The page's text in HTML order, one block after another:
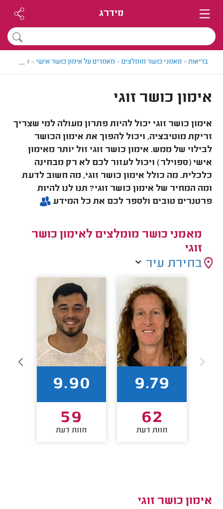
מידרג
בריאות> מאמני כושר מומלצים> מאמרים על אימון כושר אישי > אימון
...
אימון כושר זוגי
אימון כושר זוגי יכול להיות פתרון מעולה למי שצריך
זריקת מוטיבציה, ויכול להפוך את אימון הכושר
לבילוי של ממש. אימון כושר זוגי זול יותר מאימון
אישי (ספוילר) ויכול לעזור לכם לא רק מבחינה
כלכלית. מה כולל אימון כושר זוגי, מה חשוב לדעת
ומה המחיר של אימון כושר זוגי? תנו לנו להיות
פרטנרים טובים ולספר לכם את כל המידע
מאמני כושר מומלצים לאימון כושר
זוגי
בחירת עיר
9.79
62
חוות דעת
9.90
59
חוות דעת
אימון כושר זוגי